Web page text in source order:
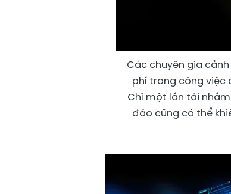
Các chuyên gia
phí trong công việc
Chỉ một lần tải
đảo cũng có thể